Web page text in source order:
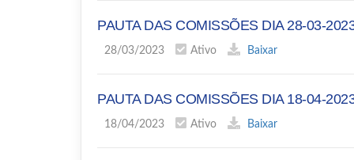
PAUTA DAS COMISSÕES DIA 28-03-
28/03/2023 Ativo Baixar
PAUTA DAS COMISSÕES DIA 18-04-
18/04/2023 Ativo Baixar